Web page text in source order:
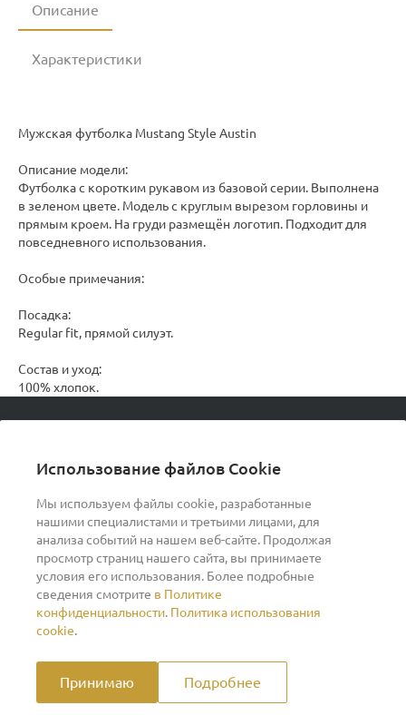
Использование файлов Cookie
Мы используем файлы cookie, разработанные
нашими специалистами и третьими лицами, для
анализа событий на нашем веб-сайте. Продолжая
просмотр страниц нашего сайта, вы принимаете
условия его использования. Более подробные
сведения смотрите в Политике
конфиденциальности. Политика использования
cookie.
Принимаю Подробнее
Описание
Характеристики
Мужская футболка Mustang Style Austin
Описание модели:
Футболка с коротким рукавом из базовой серии. Выполнена
в зеленом цвете. Модель с круглым вырезом горловины и
прямым кроем. На груди размещён логотип. Подходит для
повседневного использования.
Особые примечания:
Посадка:
Regular fit, прямой силуэт.
Состав и уход:
100% хлопок.
О компании
Помощь
Индивидуальный предприниматель Ильин Дмитрий
370260278346